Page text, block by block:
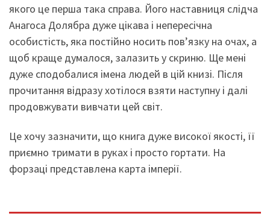
якого це перша така справа. Його наставниця слідча
Анагоса Долябра дуже цікава і непересічна
особистість, яка постійно носить пов’язку на очах, а
щоб краще думалося, залазить у скриню. Ще мені
дуже сподобалися імена людей в цій книзі. Після
прочитання відразу хотілося взяти наступну і далі
продовжувати вивчати цей світ.
Це хочу зазначити, що книга дуже високої якості, її
приємно тримати в руках і просто гортати. На
форзаці представлена карта імперії.